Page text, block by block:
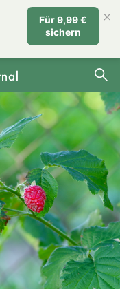
Für 9,99 €
sichern
×